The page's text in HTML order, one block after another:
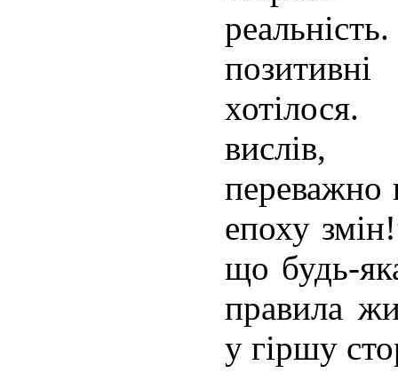
вислів,
епоху
що будь-
правила
у гіршу